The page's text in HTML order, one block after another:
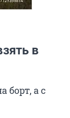
в
борт, а с